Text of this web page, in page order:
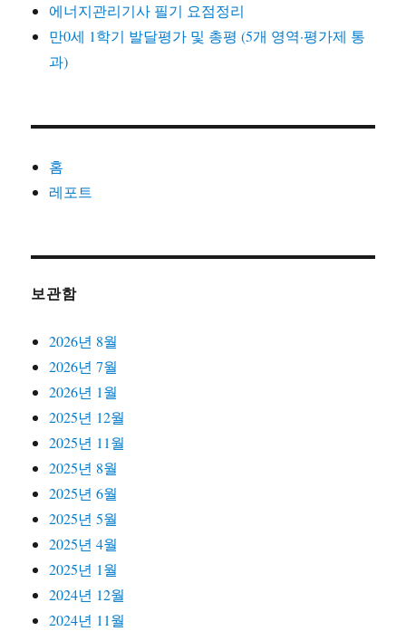
에너지관리기사 필기 요점정리
만0세 1학기 발달평가 및 총평 (5개 영역·평가제 통
과)
홈
레포트
보관함
2026년 8월
2026년 7월
2026년 1월
2025년 12월
2025년 11월
2025년 8월
2025년 6월
2025년 5월
2025년 4월
2025년 1월
2024년 12월
2024년 11월